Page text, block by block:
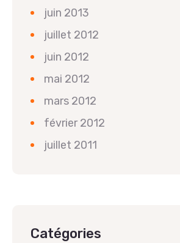
juin 2013
juillet 2012
juin 2012
mai 2012
mars 2012
février 2012
juillet 2011
Catégories